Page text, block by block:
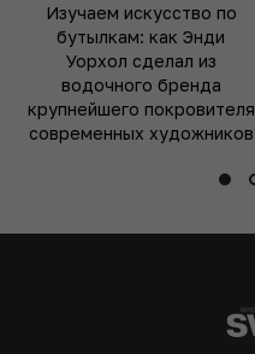
Изучаем искусство по
бутылкам: как Энди
Уорхол сделал из
водочного бренда
крупнейшего покровителя
современных художников